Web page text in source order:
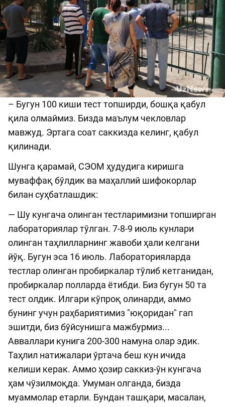
– Бугун 100 киши тест топширди, бошқа қабул
қила олмаймиз. Бизда маълум чекловлар
мавжуд. Эртага соат саккизда келинг, қабул
қилинади.
Шунга қарамай, СЭОМ ҳудудига киришга
муваффақ бўлдик ва маҳаллий шифокорлар
билан суҳбатлашдик:
— Шу кунгача олинган тестларимизни топширган
лабораториялар тўлган. 7-8-9 июль кунлари
олинган таҳлилларнинг жавоби ҳали келгани
йўқ. Бугун эса 16 июль. Лабораторияларда
тестлар олинган пробиркалар тўлиб кетганидан,
пробиркалар полларда ётибди. Биз бугун 50 та
тест олдик. Илгари кўпроқ олинарди, аммо
бунинг учун раҳбариятимиз "юқоридан" гап
эшитди, биз бўйсунишга мажбурмиз...
Авваллари кунига 200-300 намуна олар эдик.
Таҳлил натижалари ўртача беш кун ичида
келиши керак. Aммо ҳозир саккиз-ўн кунгача
ҳам чўзилмоқда. Умуман олганда, бизда
муаммолар етарли. Бундан ташқари, масалан,